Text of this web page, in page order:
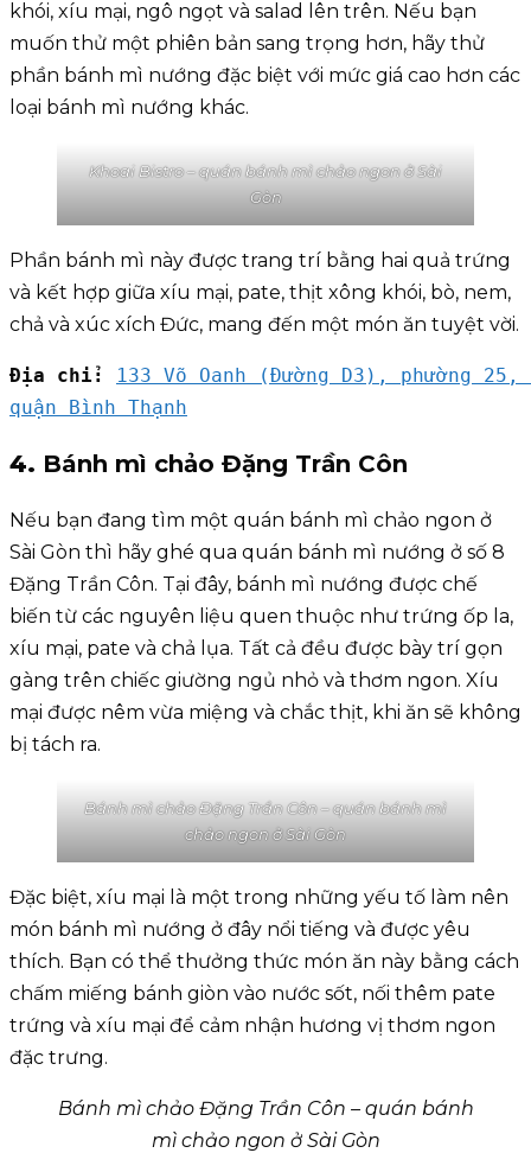
khói, xíu mại, ngô ngọt và salad lên trên. Nếu bạn
muốn thử một phiên bản sang trọng hơn, hãy thử
phần bánh mì nướng đặc biệt với mức giá cao hơn các
loại bánh mì nướng khác.
Khoai Bistro – quán bánh mì chảo ngon ở Sài
Gòn
Phần bánh mì này được trang trí bằng hai quả trứng
và kết hợp giữa xíu mại, pate, thịt xông khói, bò, nem,
chả và xúc xích Đức, mang đến một món ăn tuyệt vời.
Địa chỉ:
133 Võ Oanh (Đường D3), phường 25,
quận Bình Thạnh
4. Bánh mì chảo Đặng Trần Côn
Nếu bạn đang tìm một quán bánh mì chảo ngon ở
Sài Gòn thì hãy ghé qua quán bánh mì nướng ở số 8
Đặng Trần Côn. Tại đây, bánh mì nướng được chế
biến từ các nguyên liệu quen thuộc như trứng ốp la,
xíu mại, pate và chả lụa. Tất cả đều được bày trí gọn
gàng trên chiếc giường ngủ nhỏ và thơm ngon. Xíu
mại được nêm vừa miệng và chắc thịt, khi ăn sẽ không
bị tách ra.
Bánh mì chảo Đặng Trần Côn – quán bánh mì
chảo ngon ở Sài Gòn
Đặc biệt, xíu mại là một trong những yếu tố làm nên
món bánh mì nướng ở đây nổi tiếng và được yêu
thích. Bạn có thể thưởng thức món ăn này bằng cách
chấm miếng bánh giòn vào nước sốt, nối thêm pate
trứng và xíu mại để cảm nhận hương vị thơm ngon
đặc trưng.
Bánh mì chảo Đặng Trần Côn – quán bánh
mì chảo ngon ở Sài Gòn